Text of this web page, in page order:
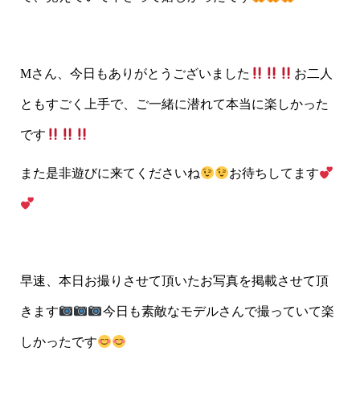
Mさん、今日もありがとうございました お二人
ともすごく上手で、ご一緒に潜れて本当に楽しかった
です
また是非遊びに来てくださいね お待ちしてます
早速、本日お撮りさせて頂いたお写真を掲載させて頂
きます 今日も素敵なモデルさんで撮っていて楽
しかったです